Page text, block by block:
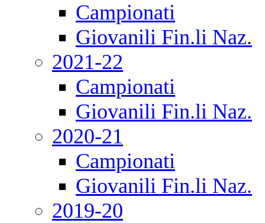
Campionati
Giovanili Fin.li Naz.
2021-22
Campionati
Giovanili Fin.li Naz.
2020-21
Campionati
Giovanili Fin.li Naz.
2019-20